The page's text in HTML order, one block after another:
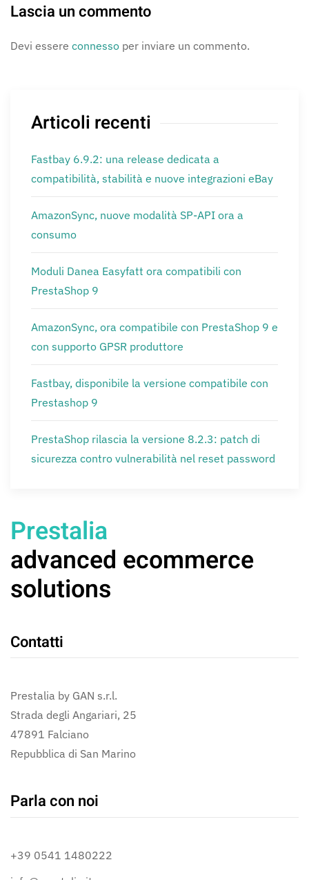
Lascia un commento
Devi essere connesso per inviare un commento.
Articoli recenti
Fastbay 6.9.2: una release dedicata a
compatibilità, stabilità e nuove integrazioni eBay
AmazonSync, nuove modalità SP-API ora a
consumo
Moduli Danea Easyfatt ora compatibili con
PrestaShop 9
AmazonSync, ora compatibile con PrestaShop 9 e
con supporto GPSR produttore
Fastbay, disponibile la versione compatibile con
Prestashop 9
PrestaShop rilascia la versione 8.2.3: patch di
sicurezza contro vulnerabilità nel reset password
Prestalia
advanced ecommerce
solutions
Contatti
Prestalia by GAN s.r.l.
Strada degli Angariari, 25
47891 Falciano
Repubblica di San Marino
Parla con noi
+39 0541 1480222